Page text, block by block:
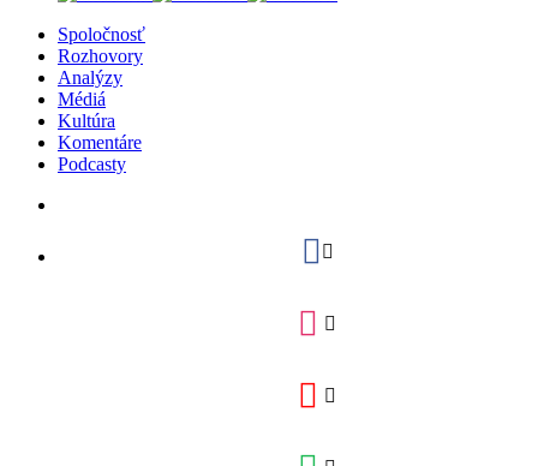
Spoločnosť
Rozhovory
Analýzy
Médiá
Kultúra
Komentáre
Podcasty